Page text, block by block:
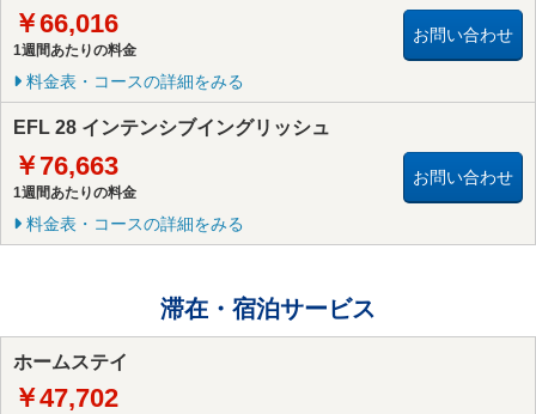
￥66,016
1週間あたりの料金
お問い合わせ
料金表・コースの詳細をみる
EFL 28 インテンシブイングリッシュ
￥76,663
1週間あたりの料金
お問い合わせ
料金表・コースの詳細をみる
滞在・宿泊サービス
ホームステイ
￥47,702